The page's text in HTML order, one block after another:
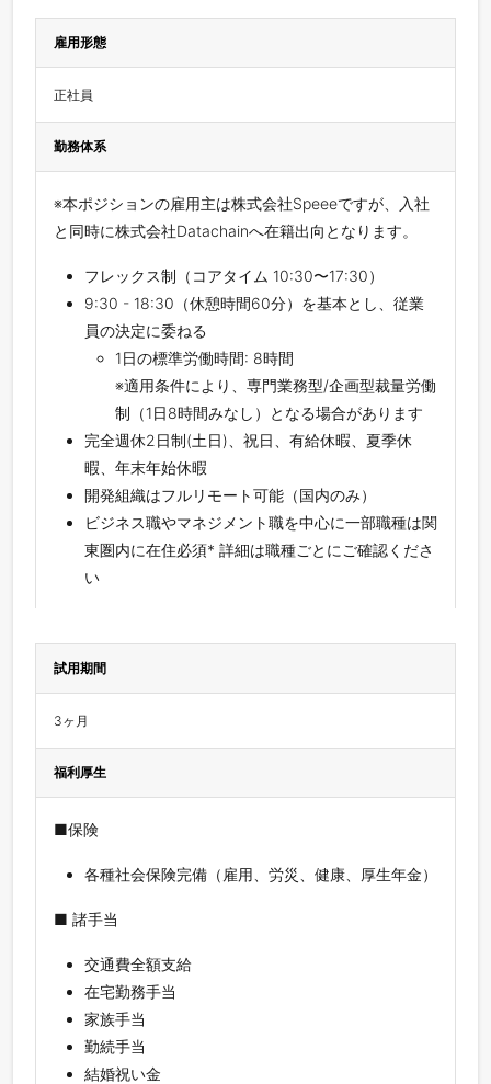
雇用形態
正社員
勤務体系
※本ポジションの雇用主は株式会社Speeeですが、入社
と同時に株式会社Datachainへ在籍出向となります。
フレックス制（コアタイム 10:30〜17:30）
9:30 - 18:30（休憩時間60分）を基本とし、従業
員の決定に委ねる
1日の標準労働時間: 8時間
※適用条件により、専門業務型/企画型裁量労働
制（1日8時間みなし）となる場合があります
完全週休2日制(土日)、祝日、有給休暇、夏季休
暇、年末年始休暇
開発組織はフルリモート可能（国内のみ）
ビジネス職やマネジメント職を中心に一部職種は関
東圏内に在住必須* 詳細は職種ごとにご確認くださ
い
試用期間
3ヶ月
福利厚生
■保険
各種社会保険完備（雇用、労災、健康、厚生年金）
■ 諸手当
交通費全額支給
在宅勤務手当
家族手当
勤続手当
結婚祝い金